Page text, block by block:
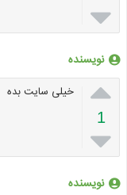

نویسنده

1

خیلی سایت بده
نویسنده